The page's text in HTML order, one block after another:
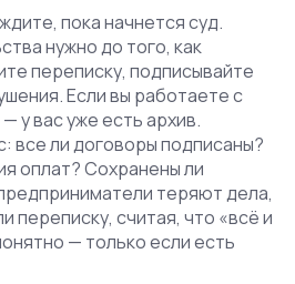
пока начнется суд.
нужно до того, как
переписку, подписывайте
Если вы работаете с
у вас уже есть архив.
все ли договоры подписаны?
оплат? Сохранены ли
теряют дела,
переписку, считая, что «всё и
— только если есть